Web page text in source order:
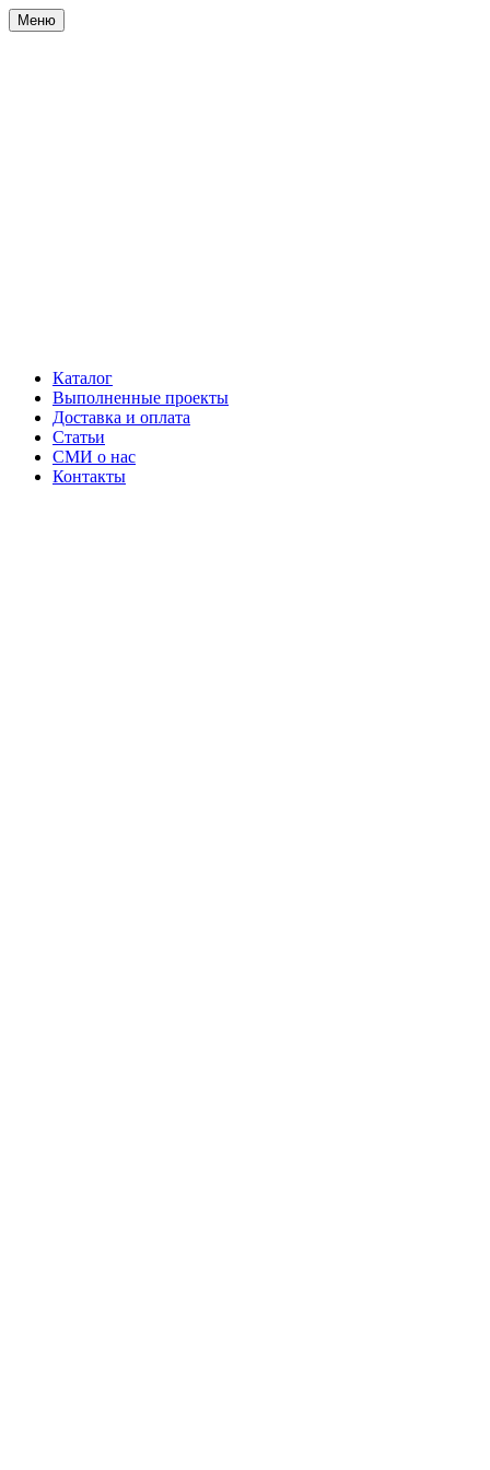
Меню
Каталог
Выполненные проекты
Доставка и оплата
Статьи
СМИ о нас
Контакты